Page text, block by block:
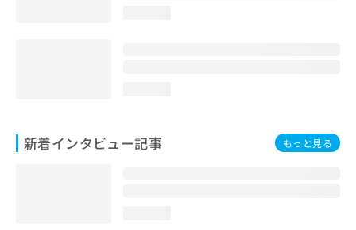
新着インタビュー記事 もっと見る